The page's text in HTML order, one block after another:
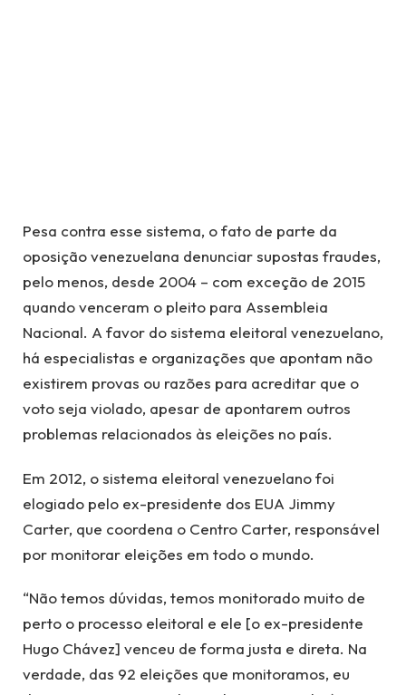
Pesa contra esse sistema, o fato de parte da
oposição venezuelana denunciar supostas fraudes,
pelo menos, desde 2004 – com exceção de 2015
quando venceram o pleito para Assembleia
Nacional. A favor do sistema eleitoral venezuelano,
há especialistas e organizações que apontam não
existirem provas ou razões para acreditar que o
voto seja violado, apesar de apontarem outros
problemas relacionados às eleições no país.
Em 2012, o sistema eleitoral venezuelano foi
elogiado pelo ex-presidente dos EUA Jimmy
Carter, que coordena o Centro Carter, responsável
por monitorar eleições em todo o mundo.
“Não temos dúvidas, temos monitorado muito de
perto o processo eleitoral e ele [o ex-presidente
Hugo Chávez] venceu de forma justa e direta. Na
verdade, das 92 eleições que monitoramos, eu